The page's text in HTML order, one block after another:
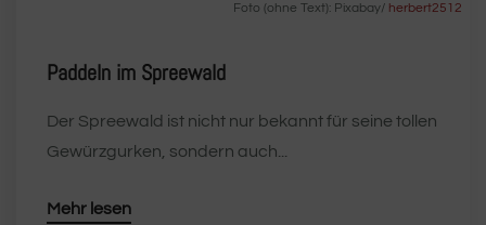
Foto (ohne Text): Pixabay/ herbert2512
Paddeln im Spreewald
Der Spreewald ist nicht nur bekannt für seine tollen
Gewürzgurken, sondern auch...
Mehr lesen